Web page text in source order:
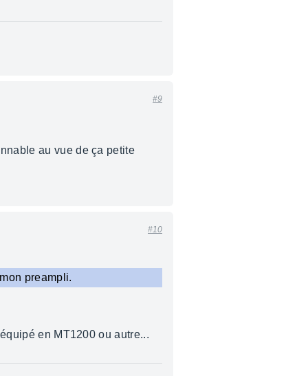
#9
au vue de ça petite
#10
preampli.
en MT1200 ou autre...